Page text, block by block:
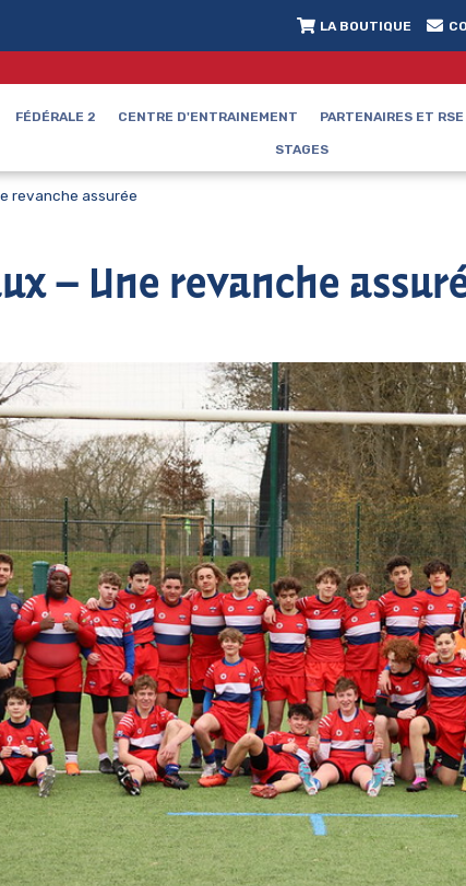
LA BOUTIQUE
FÉDÉRALE 2 CENTRE D'ENTRAINEMENT PARTENAIRES ET RSE
STAGES
revanche assurée
– Une revanche